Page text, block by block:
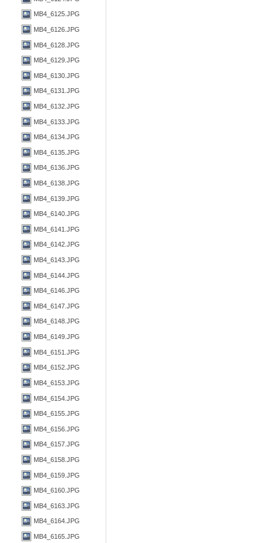
MB4_6125.JPG
MB4_6126.JPG
MB4_6128.JPG
MB4_6129.JPG
MB4_6130.JPG
MB4_6131.JPG
MB4_6132.JPG
MB4_6133.JPG
MB4_6134.JPG
MB4_6135.JPG
MB4_6136.JPG
MB4_6138.JPG
MB4_6139.JPG
MB4_6140.JPG
MB4_6141.JPG
MB4_6142.JPG
MB4_6143.JPG
MB4_6144.JPG
MB4_6146.JPG
MB4_6147.JPG
MB4_6148.JPG
MB4_6149.JPG
MB4_6151.JPG
MB4_6152.JPG
MB4_6153.JPG
MB4_6154.JPG
MB4_6155.JPG
MB4_6156.JPG
MB4_6157.JPG
MB4_6158.JPG
MB4_6159.JPG
MB4_6160.JPG
MB4_6163.JPG
MB4_6164.JPG
MB4_6165.JPG